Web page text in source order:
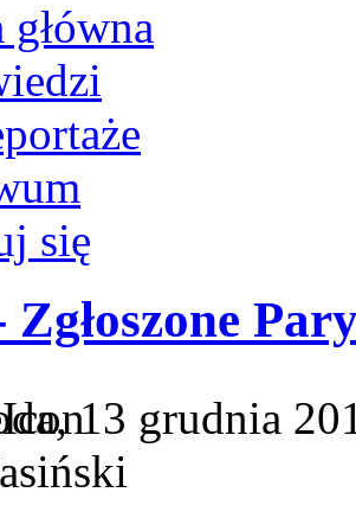
główna
się
13 grudnia